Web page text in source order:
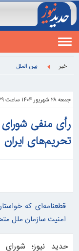
Toggle
navigation
خبر
بین الملل
جمعه ۲۸ شهريور ۱۴۰۴ ساعت ۱۸:۳۹
رأی منفی شورای
تحریم‌های ایران
قطعنامه‌ای که
امنیت سازمان ملل
حدید نیوز؛ شورای